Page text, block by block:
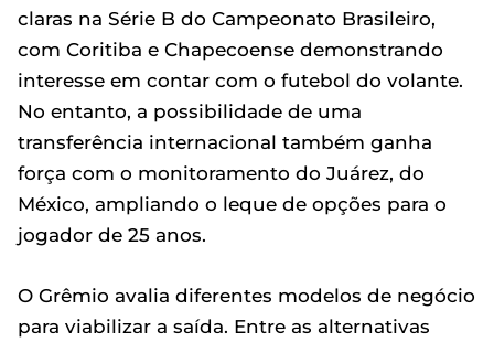
claras na Série B do Campeonato Brasileiro,
com Coritiba e Chapecoense demonstrando
interesse em contar com o futebol do volante.
No entanto, a possibilidade de uma
transferência internacional também ganha
força com o monitoramento do Juárez, do
México, ampliando o leque de opções para o
jogador de 25 anos.
O Grêmio avalia diferentes modelos de negócio
para viabilizar a saída. Entre as alternativas